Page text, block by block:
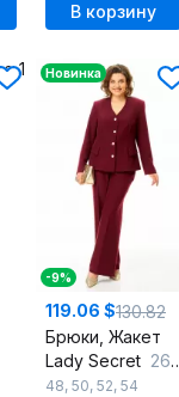
В корзину
Новинка
-9%
119.06 $130.82
Брюки, Жакет
Lady Secret 26254 бордовый
48, 50, 52, 54